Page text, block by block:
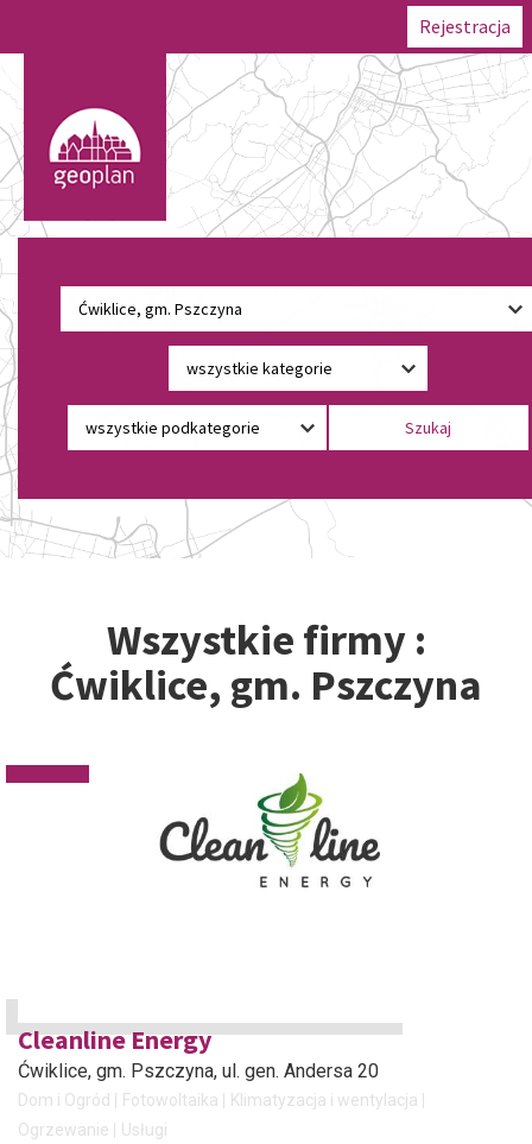
Rejestracja
Wszystkie firmy :
Ćwiklice, gm. Pszczyna
Cleanline Energy
Ćwiklice, gm. Pszczyna, ul. gen. Andersa 20
Dom i Ogród Fotowoltaika
Klimatyzacja i wentylacja
Ogrzewanie
Usługi